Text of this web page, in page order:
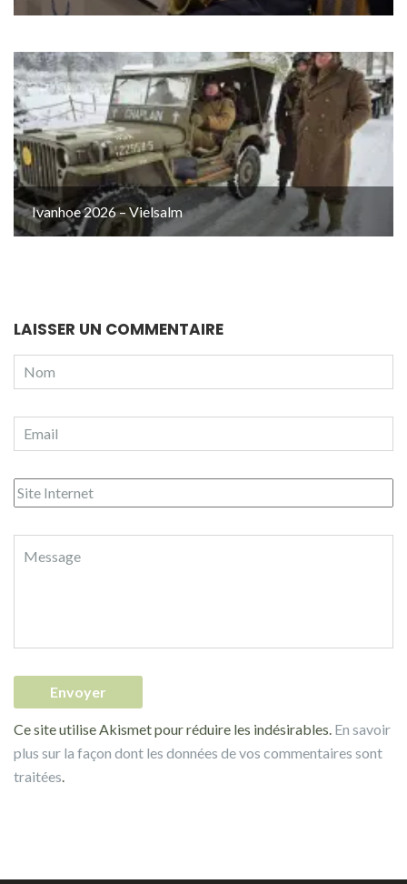
Ivanhoe 2026 – Vielsalm
LAISSER UN COMMENTAIRE
Ce site utilise Akismet pour réduire les indésirables. En savoir
plus sur la façon dont les données de vos commentaires sont
traitées